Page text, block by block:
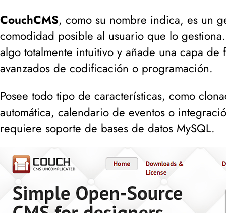
CouchCMS, como su nombre indica, es un
comodidad posible al usuario que lo
algo totalmente intuitivo y añade una capa
avanzados de codificación o programación.
Posee todo tipo de características, como
automática, calendario de eventos o
requiere soporte de bases de datos MySQL.